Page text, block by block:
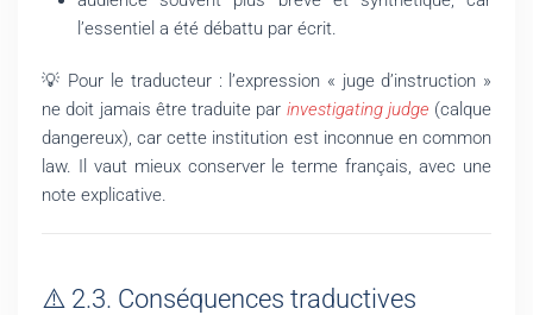
l’essentiel a été débattu par écrit.
💡 Pour le traducteur : l’expression « juge d’instruction »
ne doit jamais être traduite par investigating judge (calque
dangereux), car cette institution est inconnue en common
law. Il vaut mieux conserver le terme français, avec une
note explicative.
⚠️ 2.3. Conséquences traductives